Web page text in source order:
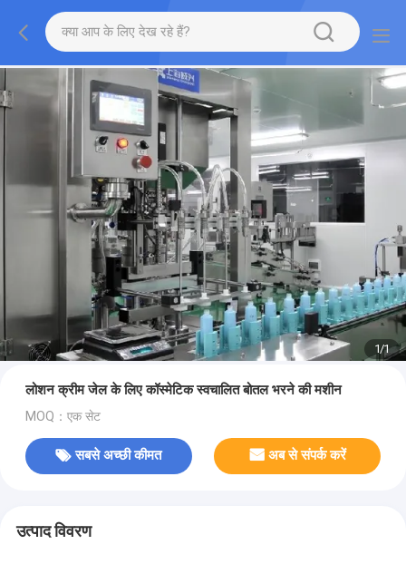
1/1
लोशन क्रीम जेल के लिए कॉस्मेटिक स्वचालित बोतल भरने की मशीन
MOQ：एक सेट
सबसे अच्छी कीमत अब से संपर्क करें
उत्पाद विवरण